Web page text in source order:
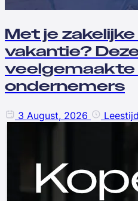
Met je
vakantie?
ondernemers
3 August, 2026